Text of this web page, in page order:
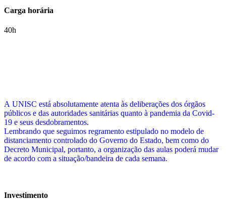
Carga horária
40h
A UNISC está absolutamente atenta às deliberações dos órgãos
públicos e das autoridades sanitárias quanto à pandemia da Covid-
19 e seus desdobramentos.
Lembrando que seguimos regramento estipulado no modelo de
distanciamento controlado do Governo do Estado, bem como do
Decreto Municipal, portanto, a organização das aulas poderá mudar
de acordo com a situação/bandeira de cada semana.
Investimento